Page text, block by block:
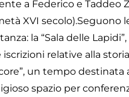
a Federico e Taddeo
XVI secolo).Seguono
la “Sala delle
relative alla
un tempo destinata
spazio per